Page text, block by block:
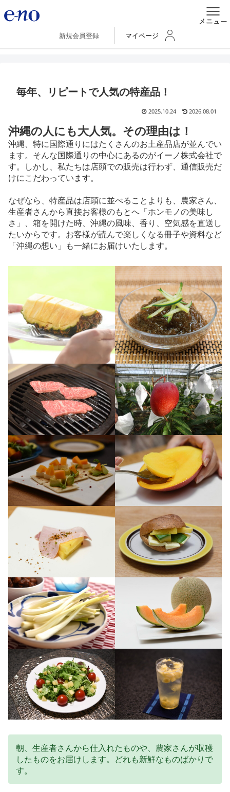
新規会員登録 マイページ
毎年、リピートで人気の特産品！
2025.10.24 2026.08.01
沖縄の人にも大人気。その理由は！
沖縄、特に国際通りにはたくさんのお土産品店が並んでい
ます。そんな国際通りの中心にあるのがイーノ株式会社で
す。しかし、私たちは店頭での販売は行わず、通信販売だ
けにこだわっています。
なぜなら、特産品は店頭に並べることよりも、農家さん、
生産者さんから直接お客様のもとへ「ホンモノの美味し
さ」、箱を開けた時、沖縄の風味、香り、空気感を直送し
たいからです。お客様が読んで楽しくなる冊子や資料など
「沖縄の想い」も一緒にお届けいたします。
朝、生産者さんから仕入れたものや、農家さんが収穫
したものをお届けします。どれも新鮮なものばかりで
す。